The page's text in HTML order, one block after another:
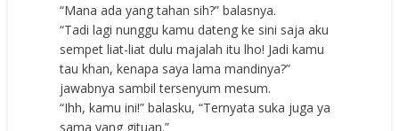
“Mana ada yang tahan sih?” balasnya.
“Tadi lagi nunggu kamu dateng ke sini saja aku
sempet liat-liat dulu majalah itu lho! Jadi kamu
tau khan, kenapa saya lama mandinya?”
jawabnya sambil tersenyum mesum.
“Ihh, kamu ini!” balasku, “Ternyata suka juga ya
sama yang gituan.”